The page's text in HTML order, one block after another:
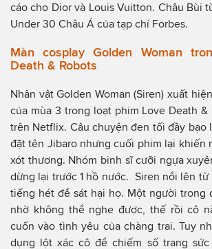
cáo cho Dior và Louis Vuitton. Châu Bùi
Under 30 Châu Á của tạp chí Forbes.
Màn cosplay Golden Woman
Death & Robots
Nhân vật Golden Woman (Siren) xuất
của mùa 3 trong loạt phim Love Death
trên Netflix. Câu chuyện đen tối đầy bạo
đặt tên Jibaro nhưng cuối phim lại khiến
xót thương. Nhóm binh sĩ cưỡi ngựa
dừng lại trước 1 hồ nước. Siren nổi lên từ
tiếng hét để sát hại họ. Một người trong
nhờ không thể nghe được, thế rồi cô
cuốn vào tình yêu của chàng trai. Tuy
dụng lột xác cô để chiếm số trang